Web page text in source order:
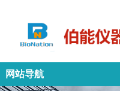
网站导航